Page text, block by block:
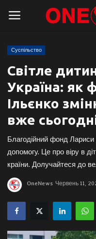
Логін
Головна
Контакти
Про нас
Підтримати проєкт
Правила для блогерів
Суспільство
Галерея
Суспільство
Світле
Україна: як
Ільєнко
вже
Благодійний фонд
допомогу. Це про віру в
країни. Долучайтеся до
OneNews Червень 11,